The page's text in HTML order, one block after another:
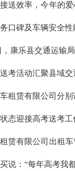
送效率，今年的
口碑及车辆安全
，康乐县交通运输
考活动汇聚县域
租赁有限公司分
态迎接高考送考
赁有限公司出租
说：“每年高考我